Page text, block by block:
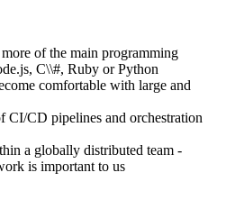
of the main programming
C\\#, Ruby or Python
comfortable with large and
CI/CD pipelines and orchestration
a globally distributed team -
is important to us